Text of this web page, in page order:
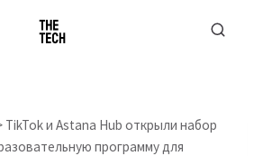
TikTok и Astana Hub открыли набор
программу для